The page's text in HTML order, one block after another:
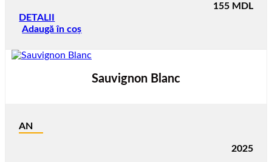
155 MDL
DETALII
Adaugă în coș
Sauvignon Blanc
AN
2025